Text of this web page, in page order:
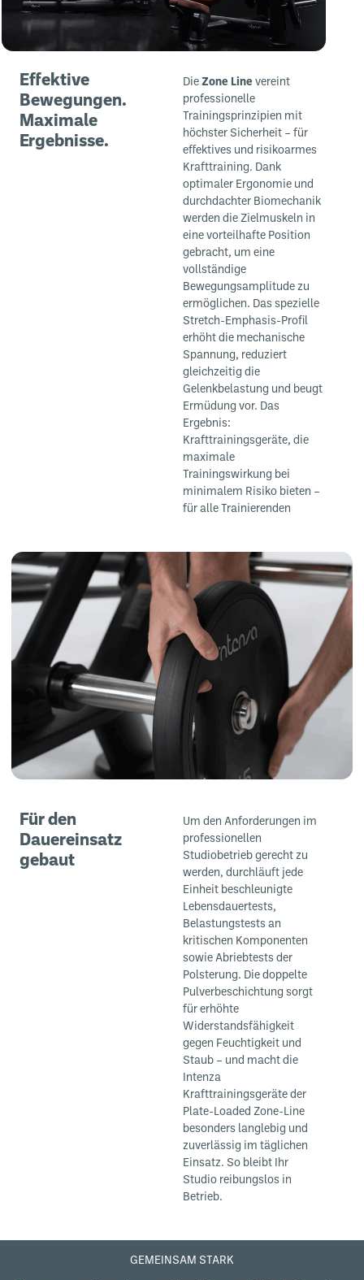
Effektive
Bewegungen.
Maximale
Ergebnisse.
Die Zone Line vereint
professionelle
Trainingsprinzipien mit
höchster Sicherheit – für
effektives und risikoarmes
Krafttraining. Dank
optimaler Ergonomie und
durchdachter Biomechanik
werden die Zielmuskeln in
eine vorteilhafte Position
gebracht, um eine
vollständige
Bewegungsamplitude zu
ermöglichen. Das spezielle
Stretch-Emphasis-Profil
erhöht die mechanische
Spannung, reduziert
gleichzeitig die
Gelenkbelastung und beugt
Ermüdung vor. Das
Ergebnis:
Krafttrainingsgeräte, die
maximale
Trainingswirkung bei
minimalem Risiko bieten –
für alle Trainierenden
Für den
Dauereinsatz
gebaut
Um den Anforderungen im
professionellen
Studiobetrieb gerecht zu
werden, durchläuft jede
Einheit beschleunigte
Lebensdauertests,
Belastungstests an
kritischen Komponenten
sowie Abriebtests der
Polsterung. Die doppelte
Pulverbeschichtung sorgt
für erhöhte
Widerstandsfähigkeit
gegen Feuchtigkeit und
Staub – und macht die
Intenza
Krafttrainingsgeräte der
Plate-Loaded Zone-Line
besonders langlebig und
zuverlässig im täglichen
Einsatz. So bleibt Ihr
Studio reibungslos in
Betrieb.
GEMEINSAM STARK